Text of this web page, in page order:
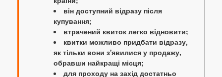
він доступний відразу після
купування;
втрачений квиток легко відновити;
квитки можливо придбати відразу,
як тільки вони з'явилися у продажу,
обравши найкращі місця;
для проходу на захід достатньо